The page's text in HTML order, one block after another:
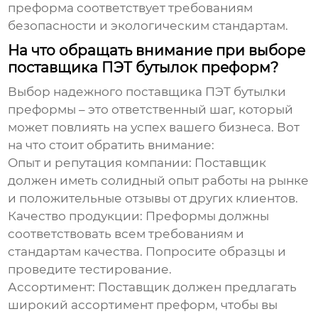
преформа соответствует требованиям
безопасности и экологическим стандартам.
На что обращать внимание при выборе
поставщика ПЭТ бутылок преформ?
Выбор надежного поставщика ПЭТ бутылки
преформы – это ответственный шаг, который
может повлиять на успех вашего бизнеса. Вот
на что стоит обратить внимание:
Опыт и репутация компании: Поставщик
должен иметь солидный опыт работы на рынке
и положительные отзывы от других клиентов.
Качество продукции: Преформы должны
соответствовать всем требованиям и
стандартам качества. Попросите образцы и
проведите тестирование.
Ассортимент: Поставщик должен предлагать
широкий ассортимент преформ, чтобы вы